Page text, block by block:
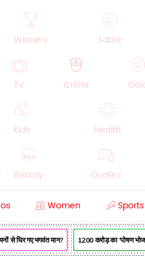
Winners Satire
TV Crime
Kids Health
Beauty Quotes
Women Sports
घिर गए भगवंत मान? ₹1200 करोड़ का 'पोषण भोज'